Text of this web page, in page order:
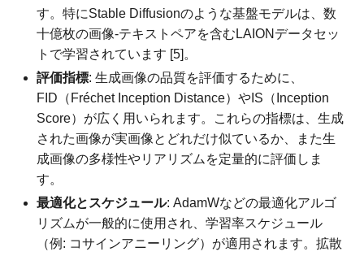
す。特にStable Diffusionのような基盤モデルは、数
十億枚の画像-テキストペアを含むLAIONデータセッ
トで学習されています [5]。
評価指標: 生成画像の品質を評価するために、
FID（Fréchet Inception Distance）やIS（Inception
Score）が広く用いられます。これらの指標は、生成
された画像が実画像とどれだけ似ているか、また生
成画像の多様性やリアリズムを定量的に評価しま
す。
最適化とスケジュール: AdamWなどの最適化アルゴ
リズムが一般的に使用され、学習率スケジュール
（例: コサインアニーリング）が適用されます。拡散